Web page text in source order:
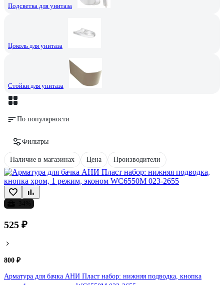
Подсветка для унитаза
Цоколь для унитаза
Стойки для унитаза
По популярности
Фильтры
Наличие в магазинах Цена Производители
525 ₽
800 ₽
Арматура для бачка АНИ Пласт набор: нижняя подводка, кнопка